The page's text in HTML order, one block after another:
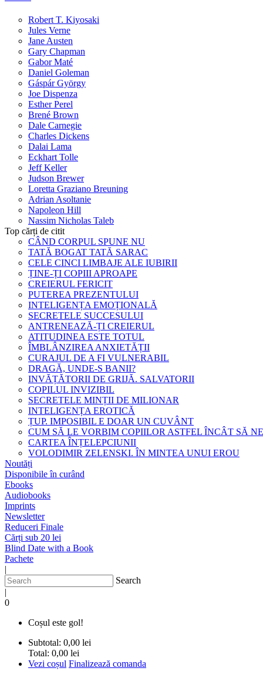
Robert T. Kiyosaki
Jules Verne
Jane Austen
Gary Chapman
Gabor Maté
Daniel Goleman
Gáspár György
Joe Dispenza
Esther Perel
Brené Brown
Dale Carnegie
Charles Dickens
Dalai Lama
Eckhart Tolle
Jeff Keller
Judson Brewer
Loretta Graziano Breuning
Adrian Asoltanie
Napoleon Hill
Nassim Nicholas Taleb
Top cărți de citit
CÂND CORPUL SPUNE NU
TATĂ BOGAT TATĂ SARAC
CELE CINCI LIMBAJE ALE IUBIRII
ȚINE-ȚI COPIII APROAPE
CREIERUL FERICIT
PUTEREA PREZENTULUI
INTELIGENȚA EMOȚIONALĂ
SECRETELE SUCCESULUI
ANTRENEAZĂ-ȚI CREIERUL
ATITUDINEA ESTE TOTUL
ÎMBLÂNZIREA ANXIETĂȚII
CURAJUL DE A FI VULNERABIL
DRAGĂ, UNDE-S BANII?
INVĂȚĂTORII DE GRIJĂ. SALVATORII
COPILUL INVIZIBIL
SECRETELE MINȚII DE MILIONAR
INTELIGENȚA EROTICĂ
ȚUP. IMPOSIBIL E DOAR UN CUVÂNT
CUM SĂ LE VORBIM COPIILOR ASTFEL ÎNCÂT SĂ
CARTEA ÎNȚELEPCIUNII
VOLODIMIR ZELENSKI. ÎN MINTEA UNUI EROU
Noutăți
Disponibile în curând
Ebooks
Audiobooks
Imprints
Newsletter
Reduceri Finale
Cărți sub 20 lei
Blind Date with a Book
Pachete
|
Search
|
0
Coșul este gol!
Subtotal: 0,00 lei
Total: 0,00 lei
Vezi coșul Finalizează comanda